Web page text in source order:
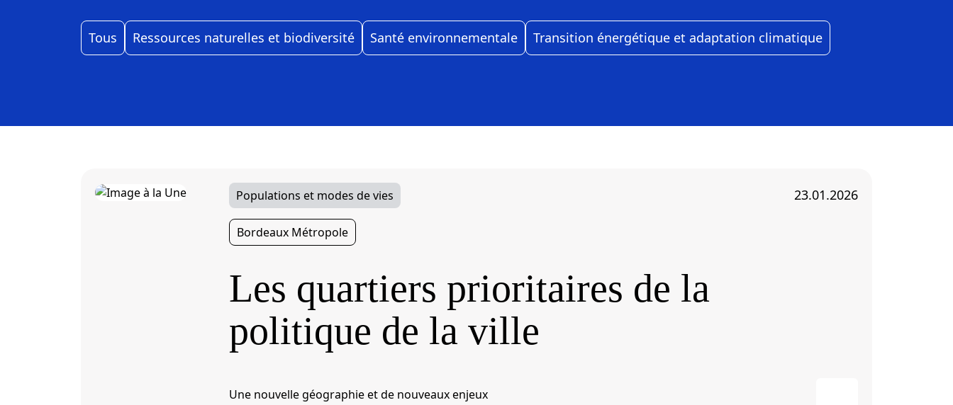
Tous Ressources naturelles et biodiversité Santé environnementale Transition énergétique et adaptation climatique
Populations et modes de vies 23.01.2026
Bordeaux Métropole
Les quartiers prioritaires de la
politique de la ville
Une nouvelle géographie et de nouveaux enjeux